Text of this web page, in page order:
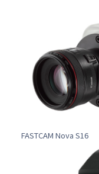
FASTCAM Nova S16